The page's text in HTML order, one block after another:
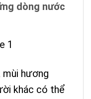
dòng nước
mùi hương
khác có thể